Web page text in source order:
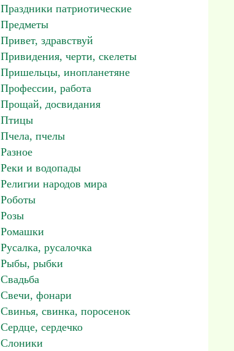
Праздники патриотические
Предметы
Привет, здравствуй
Привидения, черти, скелеты
Пришельцы, инопланетяне
Профессии, работа
Прощай, досвидания
Птицы
Пчела, пчелы
Разное
Реки и водопады
Религии народов мира
Роботы
Розы
Ромашки
Русалка, русалочка
Рыбы, рыбки
Свадьба
Свечи, фонари
Свинья, свинка, поросенок
Сердце, сердечко
Слоники